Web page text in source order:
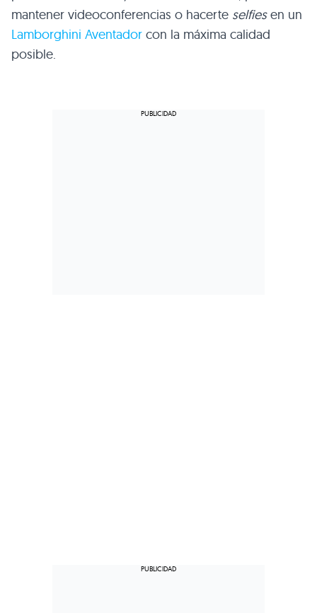
mantener videoconferencias o hacerte selfiesen un
Lamborghini Aventador con la máxima calidad
posible.